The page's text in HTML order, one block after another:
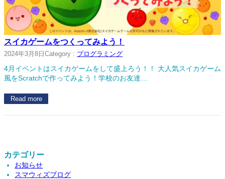
スイカゲームをつくってみよう！
2024年3月8日 Category : プログラミング
4月イベントはスイカゲームをして盛上ろう！！ 大人気スイカゲーム
風をScratchで作ってみよう！学校のお友達…
Read more
カテゴリー
お知らせ
スマウィズブログ